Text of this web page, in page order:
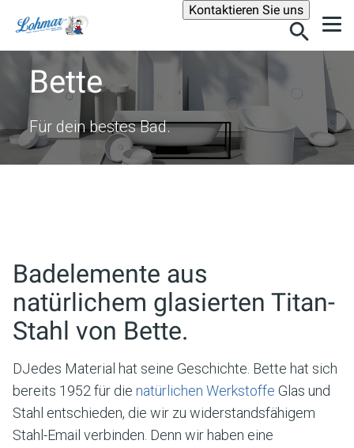
Kontaktieren Sie unsSuche
Bette
Für dein bestes Bad.
Badelemente aus
natürlichem glasierten Titan-
Stahl von Bette.
DJedes Material hat seine Geschichte. Bette hat sich
bereits 1952 für die natürlichen Werkstoffe Glas und
Stahl entschieden, die wir zu widerstandsfähigem
Stahl-Email verbinden. Denn wir haben eine